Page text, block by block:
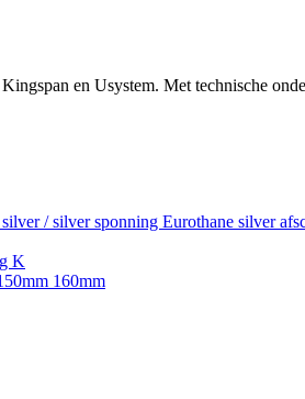
en Usystem. Met technische
/ silver sponning Eurothane silver
K
160mm